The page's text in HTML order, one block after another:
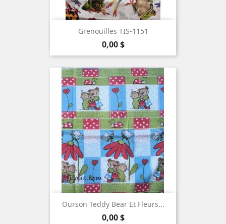
Grenouilles TIS-1151
Prix
0,00 $
Ourson Teddy Bear Et Fleurs...
Prix
0,00 $